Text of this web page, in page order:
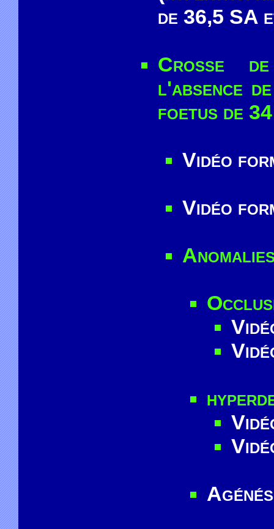
de 36,5 SA
Crosse
l'absence
foetus de
Vidéo
Vidéo